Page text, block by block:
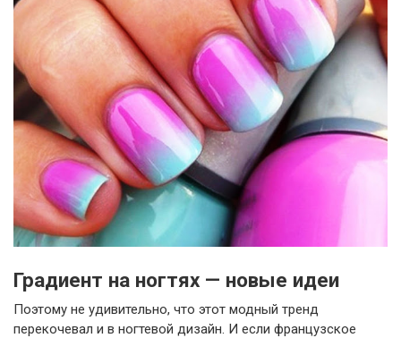
Градиент на ногтях — новые идеи
Поэтому не удивительно, что этот модный тренд
перекочевал и в ногтевой дизайн. И если французское